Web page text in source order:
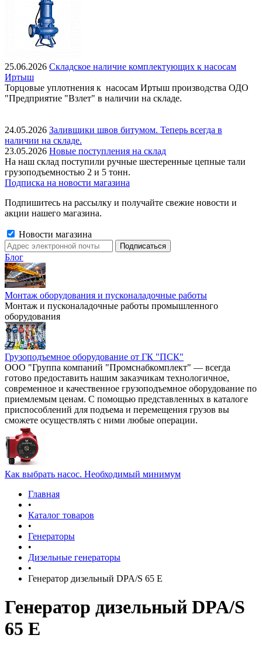
25.06.2026 Складское наличие комплектующих к насосам
Иртыш
Торцовые уплотнения к насосам Иртыш производства ОДО
"Предприятие "Взлет" в наличии на складе.
24.05.2026 Заливщики швов битумом. Теперь всегда в
наличии на складе.
23.05.2026 Новые поступления на склад
На наш склад поступили ручные шестеренные цепные тали
грузоподъемностью 2 и 5 тонн.
Подписка на новости магазина
Подпишитесь на рассылку и получайте свежие новости и
акции нашего магазина.
Новости магазина
Блог
Монтаж оборудования и пусконаладочные работы
Монтаж и пусконаладочные работы промышленного
оборудования
Грузоподъемное оборудование от ГК "ПСК"
ООО "Группа компаний "Промснабкомплект" — всегда
готово предоставить нашим заказчикам технологичное,
современное и качественное грузоподъемное оборудование по
приемлемым ценам. С помощью представленных в каталоге
приспособлений для подъема и перемещения грузов вы
сможете осуществлять с ними любые операции.
Как выбрать насос. Необходимый минимум
Главная
•
Каталог товаров
•
Генераторы
•
Дизельные генераторы
•
Генератор дизельный DPA/S 65 E
Генератор дизельный DPA/S
65 E